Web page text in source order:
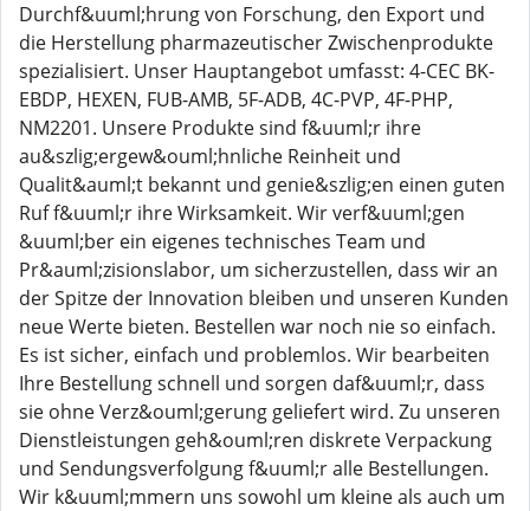
Durchf&uuml;hrung von Forschung, den Export und
die Herstellung pharmazeutischer Zwischenprodukte
spezialisiert. Unser Hauptangebot umfasst: 4-CEC BK-
EBDP, HEXEN, FUB-AMB, 5F-ADB, 4C-PVP, 4F-PHP,
NM2201. Unsere Produkte sind f&uuml;r ihre
au&szlig;ergew&ouml;hnliche Reinheit und
Qualit&auml;t bekannt und genie&szlig;en einen guten
Ruf f&uuml;r ihre Wirksamkeit. Wir verf&uuml;gen
&uuml;ber ein eigenes technisches Team und
Pr&auml;zisionslabor, um sicherzustellen, dass wir an
der Spitze der Innovation bleiben und unseren Kunden
neue Werte bieten. Bestellen war noch nie so einfach.
Es ist sicher, einfach und problemlos. Wir bearbeiten
Ihre Bestellung schnell und sorgen daf&uuml;r, dass
sie ohne Verz&ouml;gerung geliefert wird. Zu unseren
Dienstleistungen geh&ouml;ren diskrete Verpackung
und Sendungsverfolgung f&uuml;r alle Bestellungen.
Wir k&uuml;mmern uns sowohl um kleine als auch um